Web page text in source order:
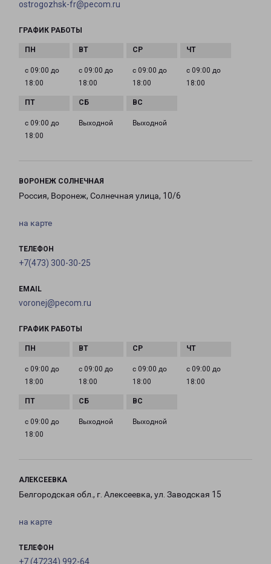
ostrogozhsk-fr@pecom.ru
ГРАФИК РАБОТЫ
с 09:00 до
18:00
с 09:00 до
18:00
с 09:00 до
18:00
с 09:00 до
18:00
с 09:00 до
18:00
Выходной Выходной
ВОРОНЕЖ СОЛНЕЧНАЯ
Россия, Воронеж, Солнечная улица, 10/6
на карте
ТЕЛЕФОН
+7(473) 300-30-25
EMAIL
voronej@pecom.ru
ГРАФИК РАБОТЫ
с 09:00 до
18:00
с 09:00 до
18:00
с 09:00 до
18:00
с 09:00 до
18:00
с 09:00 до
18:00
Выходной Выходной
АЛЕКСЕЕВКА
Белгородская обл., г. Алексеевка, ул. Заводская 15
на карте
ТЕЛЕФОН
+7 (47234) 992-64